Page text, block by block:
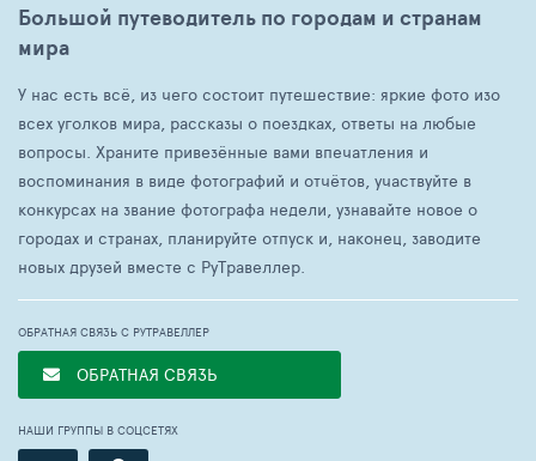
Большой путеводитель по городам и странам
мира
У нас есть всё, из чего состоит путешествие: яркие фото изо
всех уголков мира, рассказы о поездках, ответы на любые
вопросы. Храните привезённые вами впечатления и
воспоминания в виде фотографий и отчётов, участвуйте в
конкурсах на звание фотографа недели, узнавайте новое о
городах и странах, планируйте отпуск и, наконец, заводите
новых друзей вместе с РуТравеллер.
ОБРАТНАЯ СВЯЗЬ С РУТРАВЕЛЛЕР
ОБРАТНАЯ СВЯЗЬ
НАШИ ГРУППЫ В СОЦСЕТЯХ